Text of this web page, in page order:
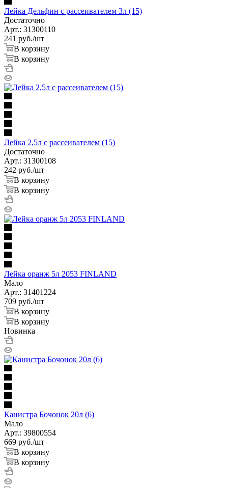
Лейка Дельфин с рассеивателем 3л (15)
Достаточно
Арт.: 31300110
241 руб./шт
В корзину
В корзину
Лейка 2,5л с рассеивателем (15)
Достаточно
Арт.: 31300108
242 руб./шт
В корзину
В корзину
Лейка оранж 5л 2053 FINLAND
Мало
Арт.: 31401224
709 руб./шт
В корзину
В корзину
Новинка
Канистра Бочонок 20л (6)
Мало
Арт.: 39800554
669 руб./шт
В корзину
В корзину